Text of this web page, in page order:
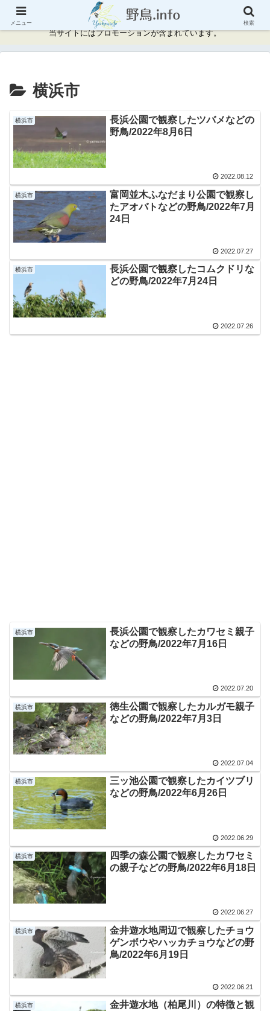
神奈川県周辺の野鳥情報と記録
当サイトにはプロモーションが含まれています。
横浜市
横浜市
長浜公園で観察したツバメなどの
野鳥/2022年8月6日
2022.08.12
横浜市
富岡並木ふなだまり公園で観察し
たアオバトなどの野鳥/2022年7月
24日
2022.07.27
横浜市
長浜公園で観察したコムクドリな
どの野鳥/2022年7月24日
2022.07.26
横浜市
長浜公園で観察したカワセミ親子
などの野鳥/2022年7月16日
2022.07.20
横浜市
徳生公園で観察したカルガモ親子
などの野鳥/2022年7月3日
2022.07.04
横浜市
三ッ池公園で観察したカイツブリ
などの野鳥/2022年6月26日
2022.06.29
横浜市
四季の森公園で観察したカワセミ
の親子などの野鳥/2022年6月18日
2022.06.27
横浜市
金井遊水地周辺で観察したチョウ
ゲンボウやハッカチョウなどの野
鳥/2022年6月19日
2022.06.21
横浜市
金井遊水地（柏尾川）の特徴と観
メニュー 検索